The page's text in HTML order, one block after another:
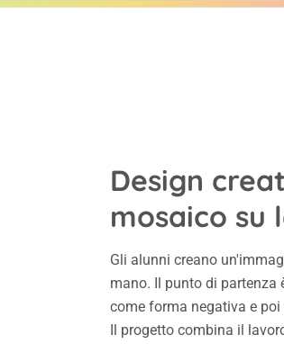
Design
mosaico su
Gli alunni creano
mano. Il punto di partenza
come forma negativa e
Il progetto combina il